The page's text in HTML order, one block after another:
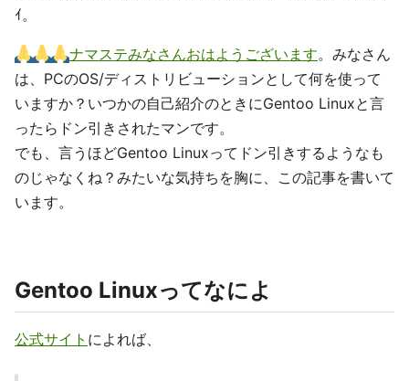
ｲ。
ナマステみなさんおはようございます。みなさん
は、PCのOS/ディストリビューションとして何を使って
いますか？いつかの自己紹介のときにGentoo Linuxと言
ったらドン引きされたマンです。
でも、言うほどGentoo Linuxってドン引きするようなも
のじゃなくね？みたいな気持ちを胸に、この記事を書いて
います。
Gentoo Linuxってなによ
公式サイト によれば、